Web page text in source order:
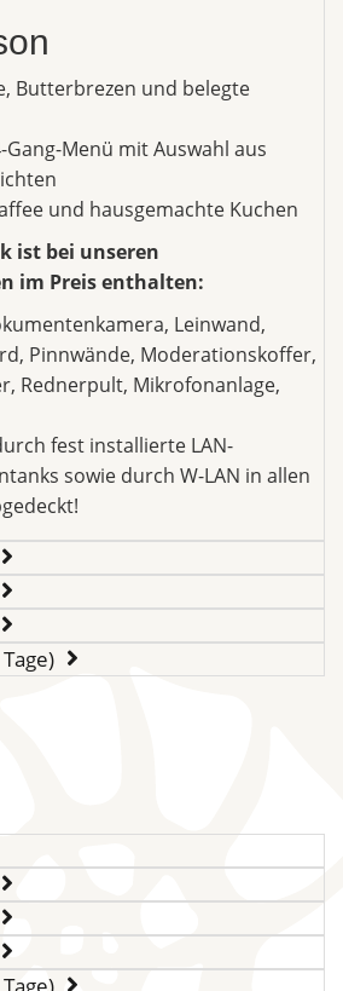
Butterbrezen und belegte
Gang-Menü mit Auswahl aus
und hausgemachte Kuchen
ist bei unseren
im Preis enthalten:
Leinwand,
Pinnwände, Moderationskoffer,
Rednerpult, Mikrofonanlage,
fest installierte LAN-
sowie durch W-LAN in allen